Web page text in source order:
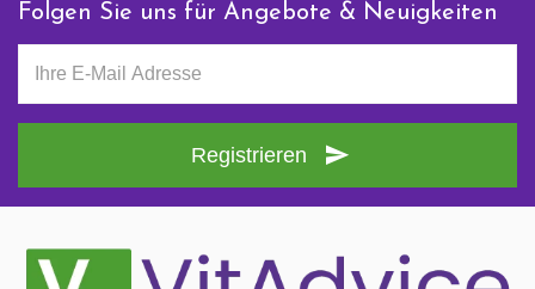
Folgen Sie uns für Angebote & Neuigkeiten
Registrieren